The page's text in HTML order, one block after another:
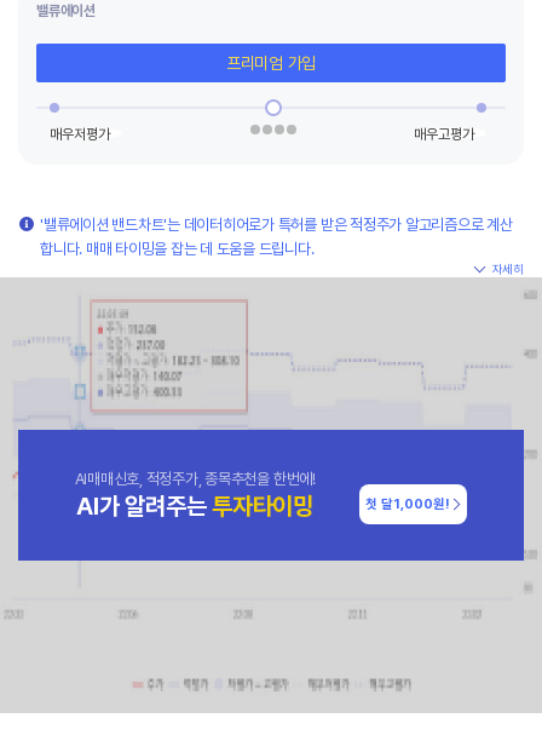
밸류에이션
프리미엄 가입
'밸류에이션 밴드차트'는 데이터히어로가 특허를 받은 적정주가 알고리즘으로 계산
합니다. 매매 타이밍을 잡는 데 도움을 드립니다.
자세히
AI매매신호, 적정주가, 종목추천을 한번에!
AI가 알려주는투자타이밍 첫 달1,000원!